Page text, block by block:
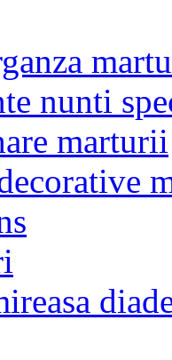
nunti
marturii